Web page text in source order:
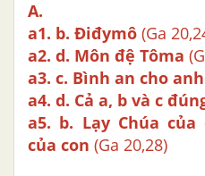
A.
a1. b. Điđymô (Ga
a2. d. Môn đệ Tôma
a3. c. Bình an cho
a4. d. Cả a, b và c
a5. b. Lạy Chúa
của con (Ga 20,28)